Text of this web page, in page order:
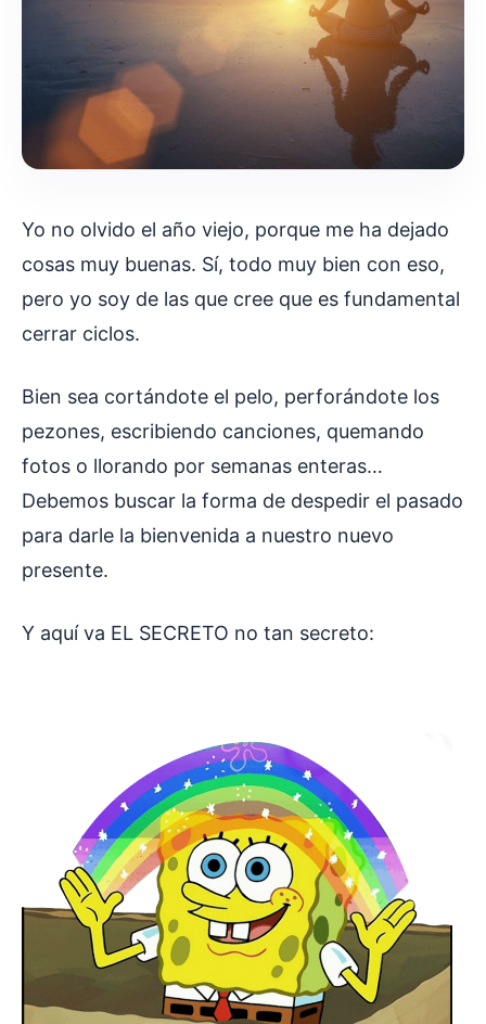
Yo no olvido el año viejo, porque me ha dejado
cosas muy buenas. Sí, todo muy bien con eso,
pero yo soy de las que cree que es fundamental
cerrar ciclos.
Bien sea cortándote el pelo, perforándote los
pezones, escribiendo canciones, quemando
fotos o llorando por semanas enteras…
Debemos buscar la forma de despedir el pasado
para darle la bienvenida a nuestro nuevo
presente.
Y aquí va EL SECRETO no tan secreto: